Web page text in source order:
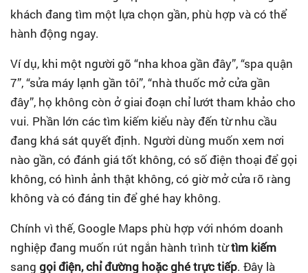
khách đang tìm một lựa chọn gần, phù hợp và có thể
hành động ngay.
Ví dụ, khi một người gõ “nha khoa gần đây”, “spa quận
7”, “sửa máy lạnh gần tôi”, “nhà thuốc mở cửa gần
đây”, họ không còn ở giai đoạn chỉ lướt tham khảo cho
vui. Phần lớn các tìm kiếm kiểu này đến từ nhu cầu
đang khá sát quyết định. Người dùng muốn xem nơi
nào gần, có đánh giá tốt không, có số điện thoại để gọi
không, có hình ảnh thật không, có giờ mở cửa rõ ràng
không và có đáng tin để ghé hay không.
Chính vì thế, Google Maps phù hợp với nhóm doanh
nghiệp đang muốn rút ngắn hành trình từtìm kiếm
sang gọi điện, chỉ đường hoặc ghé trực tiếp. Đây là